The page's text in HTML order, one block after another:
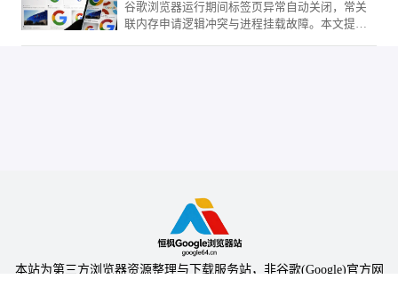
谷歌浏览器运行期间标签页异常自动关闭，常关
联内存申请逻辑冲突与进程挂载故障。本文提供
本站为第三方浏览器资源整理与下载服务站，非谷歌(Google)官方网